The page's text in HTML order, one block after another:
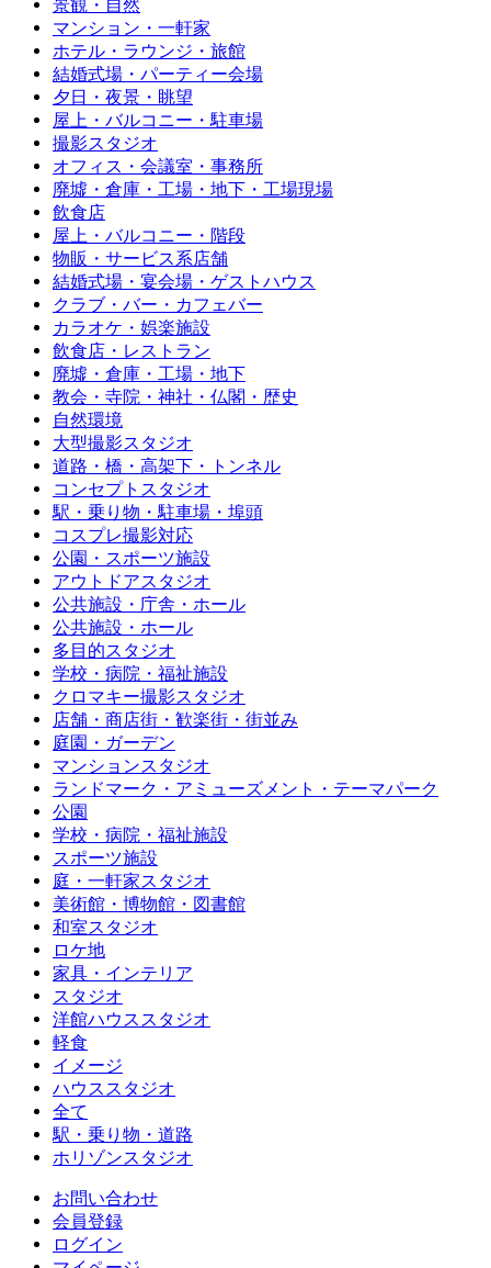
景観・自然
マンション・一軒家
ホテル・ラウンジ・旅館
結婚式場・パーティー会場
夕日・夜景・眺望
屋上・バルコニー・駐車場
撮影スタジオ
オフィス・会議室・事務所
廃墟・倉庫・工場・地下・工場現場
飲食店
屋上・バルコニー・階段
物販・サービス系店舗
結婚式場・宴会場・ゲストハウス
クラブ・バー・カフェバー
カラオケ・娯楽施設
飲食店・レストラン
廃墟・倉庫・工場・地下
教会・寺院・神社・仏閣・歴史
自然環境
大型撮影スタジオ
道路・橋・高架下・トンネル
コンセプトスタジオ
駅・乗り物・駐車場・埠頭
コスプレ撮影対応
公園・スポーツ施設
アウトドアスタジオ
公共施設・庁舎・ホール
公共施設・ホール
多目的スタジオ
学校・病院・福祉施設
クロマキー撮影スタジオ
店舗・商店街・歓楽街・街並み
庭園・ガーデン
マンションスタジオ
ランドマーク・アミューズメント・テーマパーク
公園
学校・病院・福祉施設
スポーツ施設
庭・一軒家スタジオ
美術館・博物館・図書館
和室スタジオ
ロケ地
家具・インテリア
スタジオ
洋館ハウススタジオ
軽食
イメージ
ハウススタジオ
全て
駅・乗り物・道路
ホリゾンスタジオ
お問い合わせ
会員登録
ログイン